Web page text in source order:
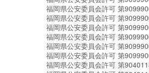
福岡県公安委員会許可 第
福岡県公安委員会許可 第
福岡県公安委員会許可 第
福岡県公安委員会許可 第
福岡県公安委員会許可 第
福岡県公安委員会許可 第
福岡県公安委員会許可 第